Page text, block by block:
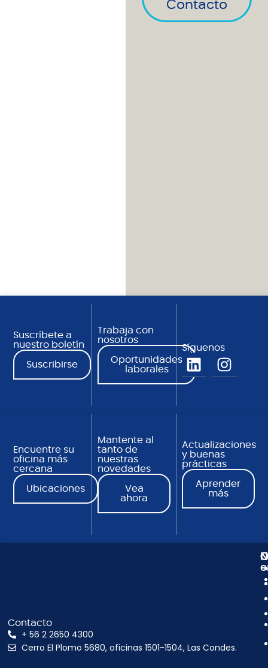
Contacto
Suscríbete a
nuestro boletín
Suscribirse
Trabaja con
nosotros
Oportunidades
laborales
Síguenos
Encuentre su
oficina más
cercana
Ubicaciones
Mantente al
tanto de
nuestras
novedades
Vea
ahora
Actualizaciones
y buenas
prácticas
Aprender
más
Contacto
+ 56 2 2650 4300
Cerro El Plomo 5680, oficinas 1501-1504, Las Condes.